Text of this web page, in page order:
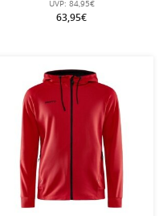
UVP: 84,95€
63,95€